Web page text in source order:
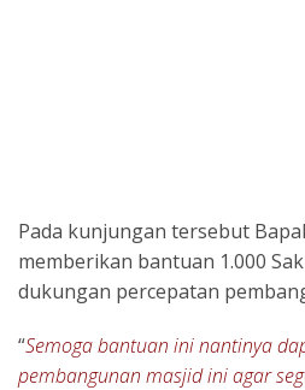
Pada kunjungan tersebut
memberikan bantuan 1.000
dukungan percepatan
“Semoga bantuan ini nantinya
pembangunan masjid ini agar